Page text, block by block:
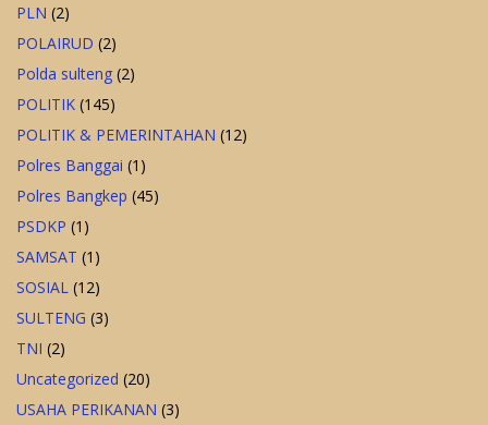
PLN (2)
POLAIRUD (2)
Polda sulteng (2)
POLITIK (145)
POLITIK & PEMERINTAHAN (12)
Polres Banggai (1)
Polres Bangkep (45)
PSDKP (1)
SAMSAT (1)
SOSIAL (12)
SULTENG (3)
TNI (2)
Uncategorized (20)
USAHA PERIKANAN (3)